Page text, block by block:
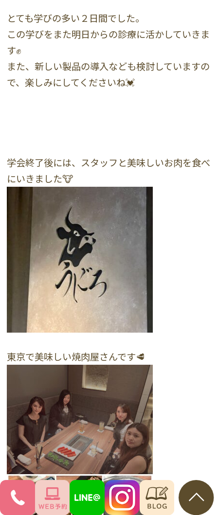
とても学びの多い２日間でした。
この学びをまた明日からの診療に活かしていきま
す✊
また、新しい製品の導入なども検討していますの
で、楽しみにしてくださいね💓
学会終了後には、スタッフと美味しいお肉を食べ
にいきました🐮
東京で美味しい焼肉屋さんです🥩